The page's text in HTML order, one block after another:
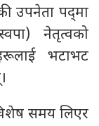
उपनेता पद्‌मा
नेतृत्वको
भटाभट
समय लिएर